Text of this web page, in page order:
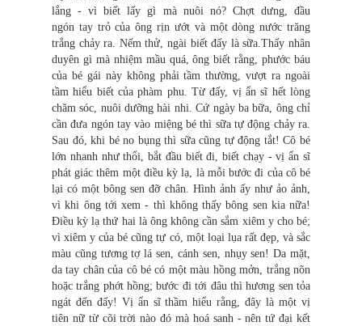
lắng - vì biết lấy gì mà nuôi nó? Chợt dưng, đầu
ngón tay trỏ của ông rịn ướt và một dòng nước trăng
trắng chảy ra. Nếm thử, ngài biết đấy là sữa.Thấy nhân
duyên gì mà nhiệm mầu quá, ông biết rằng, phước báu
của bé gái này không phải tầm thường, vượt ra ngoài
tầm hiểu biết của phàm phu. Từ đấy, vị ẩn sĩ hết lòng
chăm sóc, nuôi dưỡng hài nhi. Cứ ngày ba bữa, ông chỉ
cần đưa ngón tay vào miệng bé thì sữa tự động chảy ra.
Sau đó, khi bé no bụng thì sữa cũng tự động tắt! Cô bé
lớn nhanh như thổi, bắt đầu biết đi, biết chạy - vị ẩn sĩ
phát giác thêm một điều kỳ lạ, là mỗi bước đi của cô bé
lại có một bông sen đỡ chân. Hình ảnh ấy như ảo ảnh,
vì khi ông tới xem - thì không thấy bông sen kia nữa!
Điều kỳ lạ thứ hai là ông không cần sắm xiêm y cho bé;
vì xiêm y của bé cũng tự có, một loại lụa rất đẹp, và sắc
màu cũng tương tợ lá sen, cánh sen, nhụy sen! Da mặt,
da tay chân của cô bé có một màu hồng mởn, trắng nõn
hoặc trắng phớt hồng; bước đi tới đâu thì hương sen tỏa
ngát đến đấy! Vị ẩn sĩ thầm hiểu rằng, đây là một vị
tiên nữ từ cõi trời nào đó mà hoá sanh - nên tứ đại kết